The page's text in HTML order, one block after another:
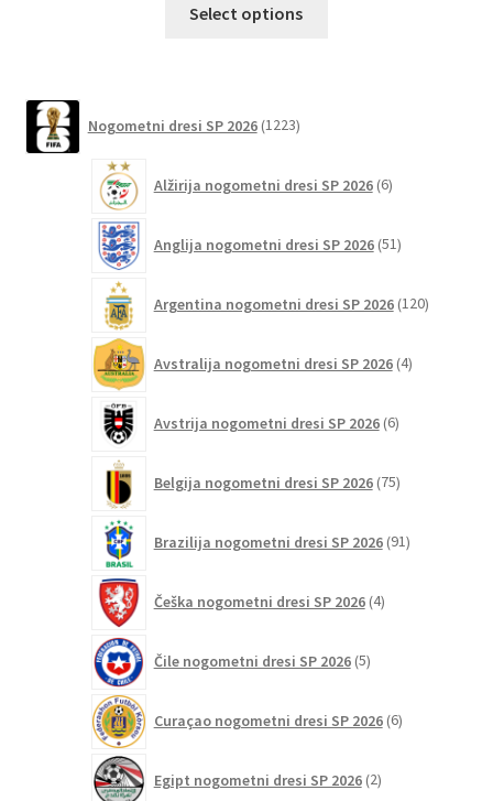
Select options
izberete
strani
Nogometni dresi SP 2026 1223izdelkov
Alžirija nogometni dresi SP 2026 6izdelkov
Anglija nogometni dresi SP 2026 51izdelkov
Argentina nogometni dresi SP 2026 120izdelkov
Avstralija nogometni dresi SP 2026 4izdelki
Avstrija nogometni dresi SP 2026 6izdelkov
Belgija nogometni dresi SP 2026 75izdelkov
Brazilija nogometni dresi SP 2026 91izdelkov
Češka nogometni dresi SP 2026 4izdelki
Čile nogometni dresi SP 2026 5izdelkov
Curaçao nogometni dresi SP 2026 6izdelkov
Egipt nogometni dresi SP 2026 2izdelka